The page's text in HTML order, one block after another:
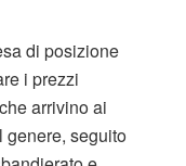
di posizione
i prezzi
arrivino ai
genere, seguito